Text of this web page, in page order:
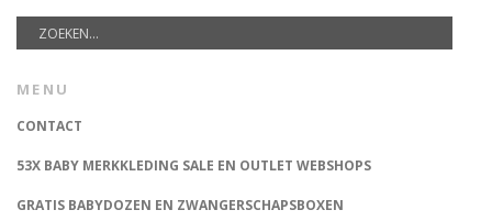
MENU
CONTACT
53X BABY MERKKLEDING SALE EN OUTLET WEBSHOPS
GRATIS BABYDOZEN EN ZWANGERSCHAPSBOXEN